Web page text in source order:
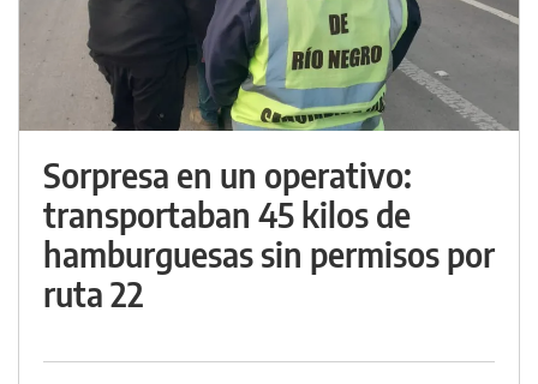
Sorpresa en un operativo:
transportaban 45 kilos de
hamburguesas sin permisos por
ruta 22